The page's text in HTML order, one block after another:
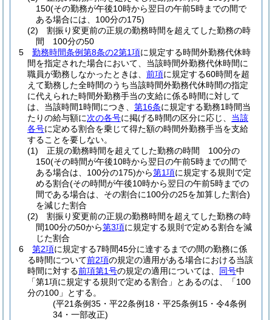
150(その勤務が午後10時から翌日の午前5時までの間で
ある場合には、100分の175)
(2)
割振り変更前の正規の勤務時間を超えてした勤務の時
間 100分の50
5
勤務時間条例第8条の2第1項に規定する時間外勤務代休時
間を指定された場合において、当該時間外勤務代休時間に
職員が勤務しなかったときは、 前項に規定する60時間を超
えて勤務した全時間のうち当該時間外勤務代休時間の指定
に代えられた時間外勤務手当の支給に係る時間に対して
は、当該時間1時間につき、 第16条に規定する勤務1時間当
たりの給与額に次の各号に掲げる時間の区分に応じ、 当該
各号に定める割合を乗じて得た額の時間外勤務手当を支給
することを要しない。
(1)
正規の勤務時間を超えてした勤務の時間 100分の
150(その時間が午後10時から翌日の午前5時までの間で
ある場合は、100分の175)から第1項に規定する規則で定
める割合(その時間が午後10時から翌日の午前5時までの
間である場合は、その割合に100分の25を加算した割合)
を減じた割合
(2)
割振り変更前の正規の勤務時間を超えてした勤務の時
間100分の50から第3項に規定する規則で定める割合を減
じた割合
6
第2項に規定する7時間45分に達するまでの間の勤務に係
る時間について前2項の規定の適用がある場合における当該
時間に対する前項第1号の規定の適用については、 同号中
「第1項に規定する規則で定める割合」とあるのは、「100
分の100」とする。
(平21条例35・平22条例18・平25条例15・令4条例
34・一部改正)